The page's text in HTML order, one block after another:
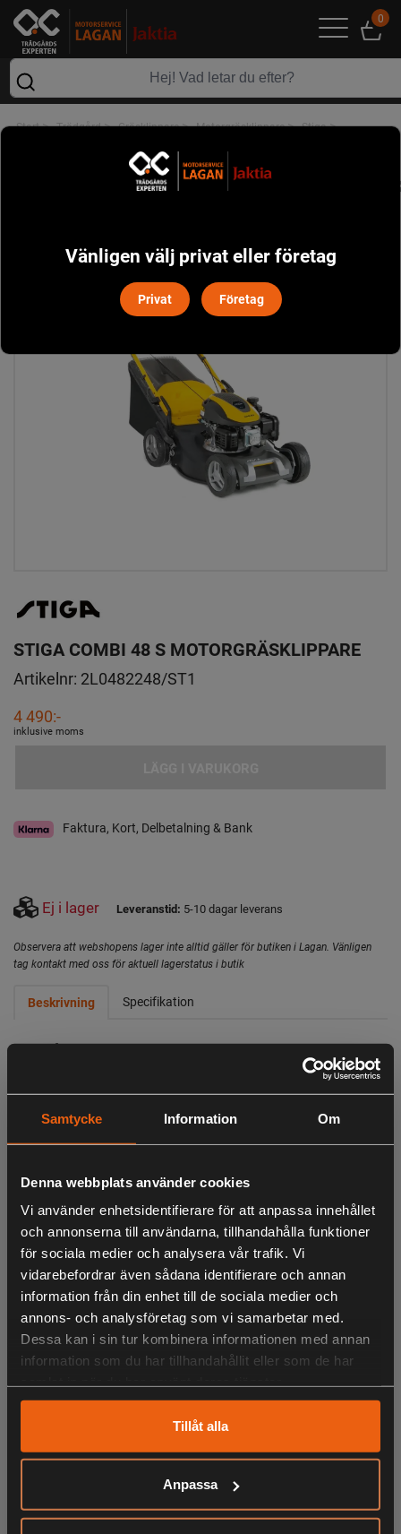
Samtycke Information Om
Denna webbplats använder cookies
Vi använder enhetsidentifierare för att anpassa innehållet
och annonserna till användarna, tillhandahålla funktioner
för sociala medier och analysera vår trafik. Vi
vidarebefordrar även sådana identifierare och annan
information från din enhet till de sociala medier och
annons- och analysföretag som vi samarbetar med.
Dessa kan i sin tur kombinera informationen med annan
information som du har tillhandahållit eller som de har
Tillåt alla
Anpassa
0
Start> Trädgård> Gräsklippare> Motorgräsklippare> Stiga>
STIGA COMBI 48 S MOTORGRÄSKLIPPARE
Artikelnr: 2L0482248/ST1
4 490:-
inklusive moms
Faktura, Kort, Delbetalning & Bank
Ej i lager Leveranstid: 5-10 dagar leverans
Observera att webshopens lager inte alltid gäller för butiken i Lagan. Vänligen
tag kontakt med oss för aktuell lagerstatus i butik
Beskrivning Specifikation
Självgående gräsklippare med 139 cc bensinmotor och 60
- Självgående
- 46 cm klippbredd
- 60-liters hybridgräsuppamlare med indikator för full
- Multiclipplugg ingår
Den självgående gräsklipparen STIGA Combi 48 S har en
klippbredd på 46 cm och drivs av en pålitlig 139 cc STIGA
bensinmotor med en nettoeffekt på 2,20 kW @ 2900 rpm.
Klippkåpan är tillverkad av stål och klipphöjdsjusteringen
lägen från 22 till 65 mm. Den bensindrivna gräsklipparen
Combi 48 S levereras med en 60-liters gräsuppsamlare
som har en indikator som visar när gräsuppsamlaren är full
eller behöver tömmas. Det justerbara och fällbara
handtaget garanterar användarkomfort. Multiclipplugg
ingår.
LIKNANDE PRODUKTER
Vänligen välj privat eller företag
Privat Företag